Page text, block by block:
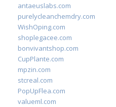
antaeuslabs.com
purelycleanchemdry.com
WishOping.com
shoplegacee.com
bonvivantshop.com
CupPlante.com
mpzin.com
stcreal.com
PopUpFlea.com
valueml.com